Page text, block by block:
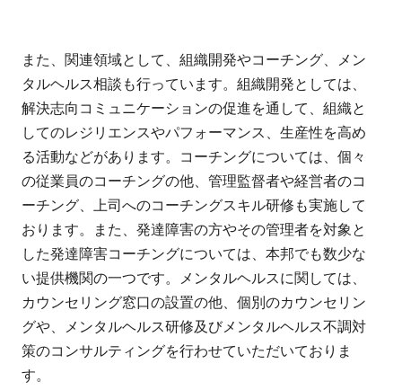
また、関連領域として、組織開発やコーチング、メン
タルヘルス相談も行っています。組織開発としては、
解決志向コミュニケーションの促進を通して、組織と
してのレジリエンスやパフォーマンス、生産性を高め
る活動などがあります。コーチングについては、個々
の従業員のコーチングの他、管理監督者や経営者のコ
ーチング、上司へのコーチングスキル研修も実施して
おります。また、発達障害の方やその管理者を対象と
した発達障害コーチングについては、本邦でも数少な
い提供機関の一つです。メンタルヘルスに関しては、
カウンセリング窓口の設置の他、個別のカウンセリン
グや、メンタルヘルス研修及びメンタルヘルス不調対
策のコンサルティングを行わせていただいておりま
す。